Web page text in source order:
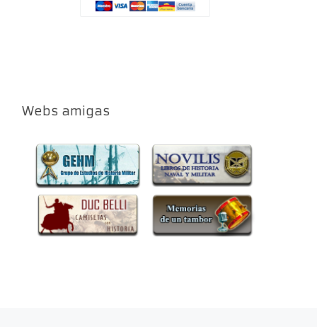
Webs amigas